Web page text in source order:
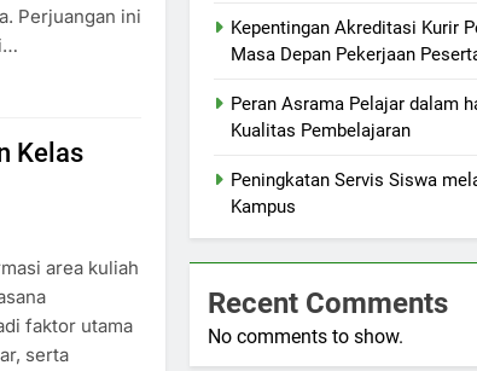
Perjuangan ini
Kelas
area kuliah
faktor utama
serta
Kepentingan Akreditasi Kurir
Masa Depan Pekerjaan
Peran Asrama Pelajar dalam
Kualitas Pembelajaran
Peningkatan Servis Siswa
Kampus
Recent Comments
No comments to show.